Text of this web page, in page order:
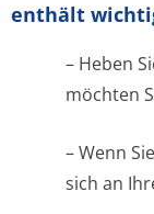
enthält
– Heben
möchten
– Wenn
sich an